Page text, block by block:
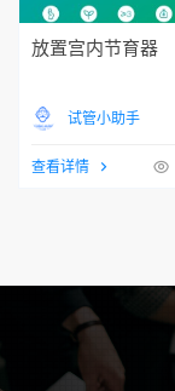
放置宫内节育器
试管小助手
查看详情